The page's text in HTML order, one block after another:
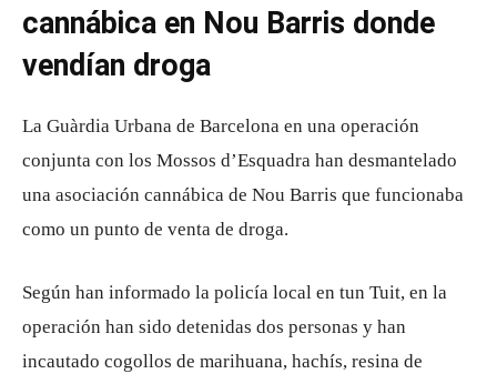
cannábica en Nou Barris donde
vendían droga
La Guàrdia Urbana de Barcelona en una operación
conjunta con los Mossos d’Esquadra han desmantelado
una asociación cannábica de Nou Barris que funcionaba
como un punto de venta de droga.
Según han informado la policía local en tun Tuit, en la
operación han sido detenidas dos personas y han
incautado cogollos de marihuana, hachís, resina de